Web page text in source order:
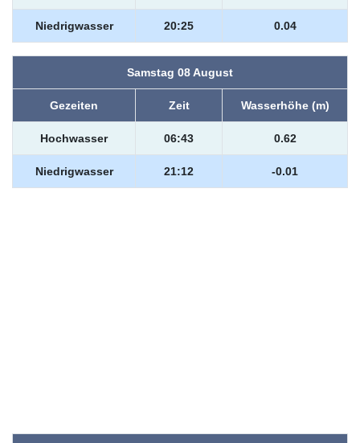
Niedrigwasser 20:25 0.04
Samstag 08 August
Gezeiten Zeit Wasserhöhe (m)
Hochwasser 06:43 0.62
Niedrigwasser 21:12 -0.01